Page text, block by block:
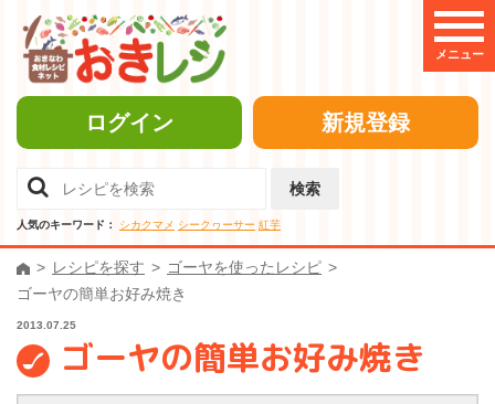
メニュー
ログイン 新規登録
検索
人気のキーワード： シカクマメ シークヮーサー 紅芋
レシピを探す
ゴーヤを使ったレシピ
ゴーヤの簡単お好み焼き
2013.07.25
ゴーヤの簡単お好み焼き